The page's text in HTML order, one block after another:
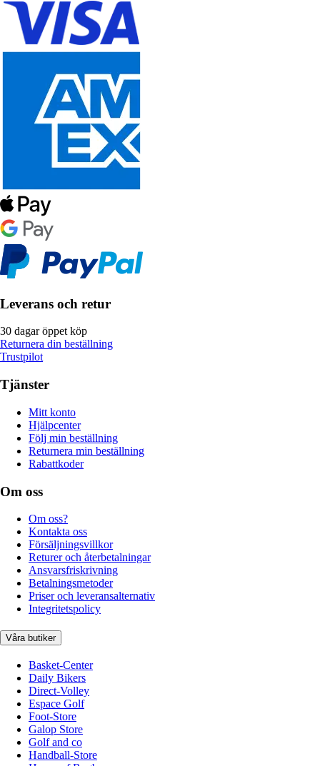
Leverans och retur
30 dagar öppet köp
Returnera din beställning
Trustpilot
Tjänster
Mitt konto
Hjälpcenter
Följ min beställning
Returnera min beställning
Rabattkoder
Om oss
Om oss?
Kontakta oss
Försäljningsvillkor
Returer och återbetalningar
Ansvarsfriskrivning
Betalningsmetoder
Priser och leveransalternativ
Integritetspolicy
Våra butiker
Basket-Center
Daily Bikers
Direct-Volley
Espace Golf
Foot-Store
Galop Store
Golf and co
Handball-Store